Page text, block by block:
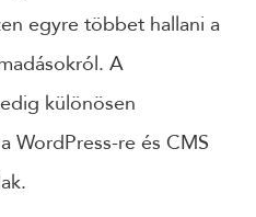
egyre többet hallani a
A
különösen
WordPress-re és CMS